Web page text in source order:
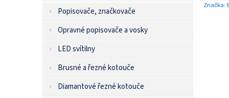
Popisovače, značkovače
Opravné popisovače a vosky
LED svítilny
Brusné a řezné kotouče
Diamantové řezné kotouče
Značka: